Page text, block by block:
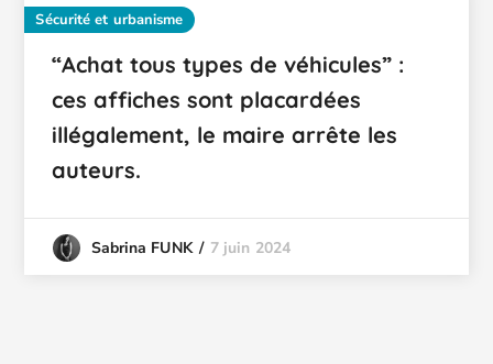
Sécurité et urbanisme
“Achat tous types de véhicules” :
ces affiches sont placardées
illégalement, le maire arrête les
auteurs.
Sabrina FUNK 7 juin 2024